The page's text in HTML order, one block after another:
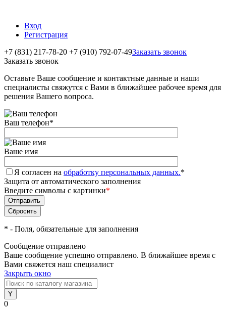
Вход
Регистрация
+7 (831) 217-78-20 +7 (910) 792-07-49Заказать звонок
Заказать звонок
Оставьте Ваше сообщение и контактные данные и наши
специалисты свяжутся с Вами в ближайшее рабочее время для
решения Вашего вопроса.
Ваш телефон*
Ваше имя
Я согласен на обработку персональных данных.*
Защита от автоматического заполнения
Введите символы с картинки*
* - Поля, обязательные для заполнения
Сообщение отправлено
Ваше сообщение успешно отправлено. В ближайшее время с
Вами свяжется наш специалист
Закрыть окно
0